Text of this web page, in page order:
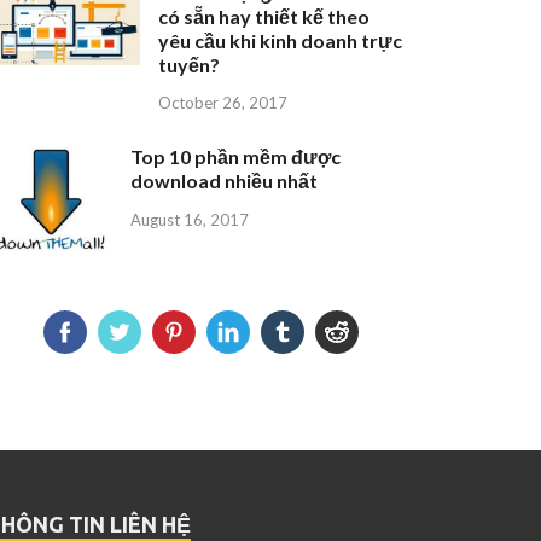
có sẵn hay thiết kế theo
yêu cầu khi kinh doanh trực
tuyến?
October 26, 2017
Top 10 phần mềm được
download nhiều nhất
August 16, 2017
TIN LIÊN HỆ